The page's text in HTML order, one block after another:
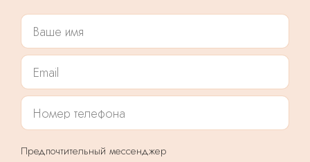
Предпочтительный мессенджер